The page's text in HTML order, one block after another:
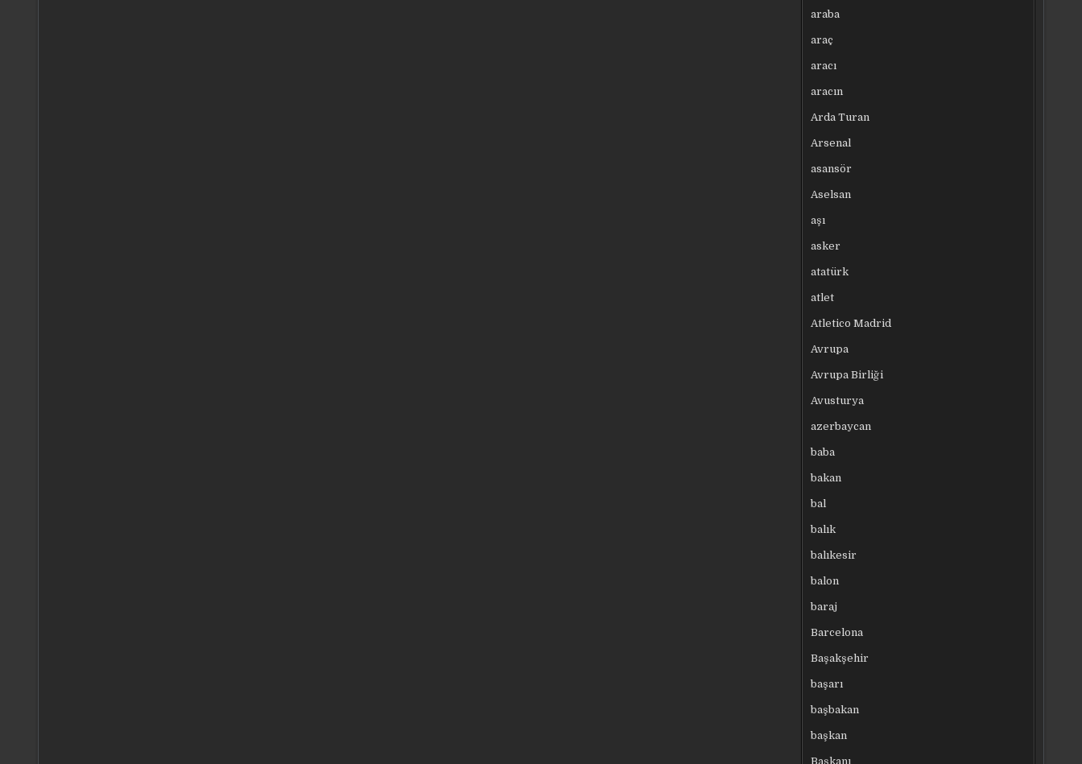
araba
araç
aracı
aracın
Arda Turan
Arsenal
asansör
Aselsan
aşı
asker
atatürk
atlet
Atletico Madrid
Avrupa
Avrupa Birliği
Avusturya
azerbaycan
baba
bakan
bal
balık
balıkesir
balon
baraj
Barcelona
Başakşehir
başarı
başbakan
başkan
Başkanı